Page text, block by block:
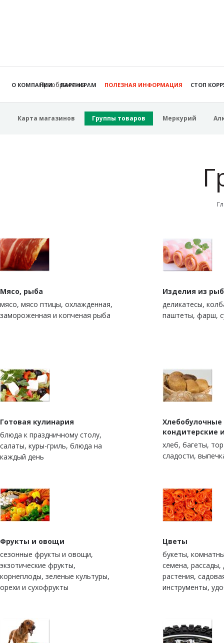
Преображенка
О КОМПАНИИ ПАРТНЕРАМ ПОЛЕЗНАЯ ИНФОРМАЦИЯ СТОП
Карта магазинов Группы товаров Меркурий
Мясо, рыба
мясо, мясо птицы, охлажденная,
замороженная и копченая рыба
Изделия из
деликатесы,
паштеты, фарш,
Готовая кулинария
блюда к праздничному столу,
салаты, куры-гриль, блюда на
каждый день
Хлебобулочные
кондитерские
xлеб, багеты,
сладости,
Фрукты и овощи
сезонные фрукты и овощи,
экзотические фрукты,
корнеплоды, зеленые культуры,
орехи и сухофрукты
Цветы
букеты,
семена, рассады,
растения,
инструменты,